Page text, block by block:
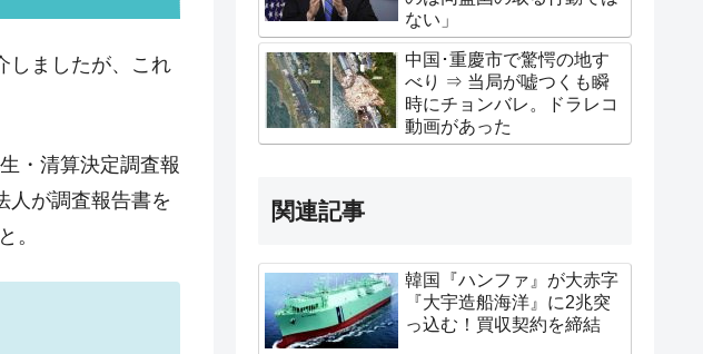
ないのか？
あり、空前の国政
しましたが、これ
・清算決定調査報
人が調査報告書を
。
ない」
中国･重慶市で驚愕の地す
べり ⇒ 当局が嘘つくも瞬
時にチョンバレ。ドラレコ
動画があった
関連記事
韓国『ハンファ』が大赤字
『大宇造船海洋』に2兆突
っ込む！買収契約を締結